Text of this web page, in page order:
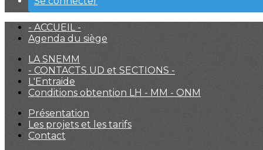
- ACCUEIL -
Agenda du siège
LA SNEMM
- CONTACTS UD et SECTIONS -
L'Entraide
Conditions obtention LH - MM - ONM
Présentation
Les projets et les tarifs
Contact